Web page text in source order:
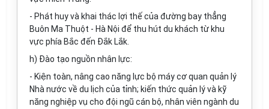
- Phát huy và khai thác lợi thế của đường bay thẳng
Buôn Ma Thuột - Hà Nội để thu hút du khách từ khu
vực phía Bắc đến Đắk Lắk.
h) Đào tạo nguồn nhân lực:
- Kiện toàn, nâng cao năng lực bộ máy cơ quan quản lý
Nhà nước về du lịch của tỉnh; kiến thức quản lý và kỹ
năng nghiệp vụ cho đội ngũ cán bộ, nhân viên ngành du